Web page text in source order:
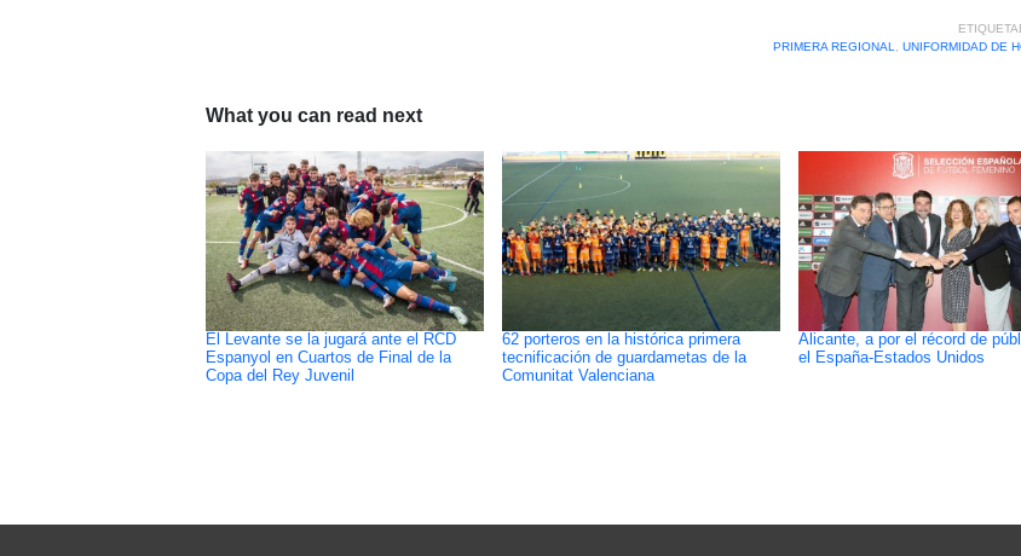
PRIMERA REGIONAL
UNIFORMIDAD DE
What you can read next
El Levante se la jugará ante el RCD
Espanyol en Cuartos de Final de la
Copa del Rey Juvenil
62 porteros en la histórica primera
tecnificación de guardametas de la
Comunitat Valenciana
Alicante, a por el récord de
el España-Estados Unidos